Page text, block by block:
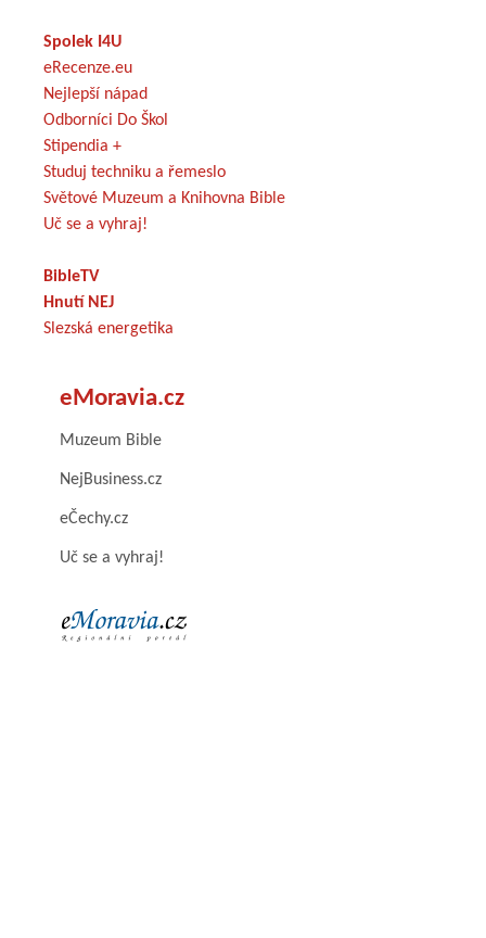
Spolek I4U
eRecenze.eu
Nejlepší nápad
Odborníci Do Škol
Stipendia +
Studuj techniku a řemeslo
Světové Muzeum a Knihovna Bible
Uč se a vyhraj!
BibleTV
Hnutí NEJ
Slezská energetika
eMoravia.cz
Muzeum Bible
NejBusiness.cz
eČechy.cz
Uč se a vyhraj!